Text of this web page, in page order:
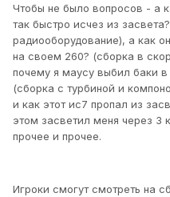
Чтобы не было вопросов - а
так быстро исчез из
радиооборудование), а как
на своем 260? (сборка в
почему я маусу выбил баки
(сборка с турбиной и
и как этот ис7 пропал из
этом засветил меня через 3
прочее и прочее.
Игроки смогут смотреть на